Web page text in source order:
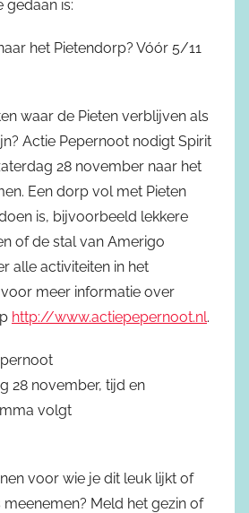
gedaan is:
het Pietendorp? Vóór 5/11
waar de Pieten verblijven als
Actie Pepernoot nodigt Spirit
28 november naar het
Een dorp vol met Pieten
is, bijvoorbeeld lekkere
of de stal van Amerigo
alle activiteiten in het
meer informatie over
http://www.actiepepernoot.nl.
28 november, tijd en
volgt
voor wie je dit leuk lijkt of
Meld het gezin of